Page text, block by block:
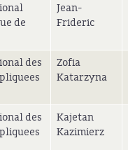
de
Jean-
Frideric
des
Zofia
Katarzyna
des
Kajetan
Kazimierz